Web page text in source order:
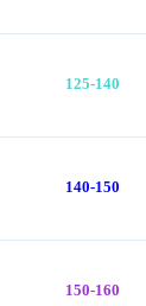
125-140
140-150
150-160